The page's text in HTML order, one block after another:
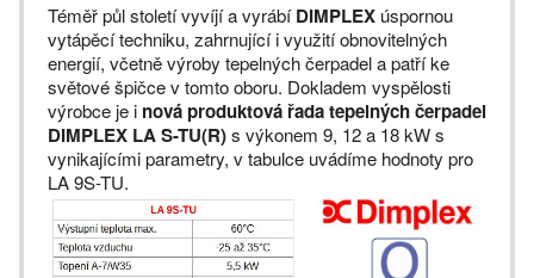
Téměř půl století vyvíjí a vyrábíDIMPLEX úspornou
vytápěcí techniku, zahrnující i využití obnovitelných
energií, včetně výroby tepelných čerpadel a patří ke
světové špičce v tomto oboru. Dokladem vyspělosti
výrobce je i nová produktová řada tepelných čerpadel
DIMPLEX LA S-TU(R)s výkonem 9, 12 a 18 kW s
vynikajícími parametry, v tabulce uvádíme hodnoty pro
LA 9S-TU.